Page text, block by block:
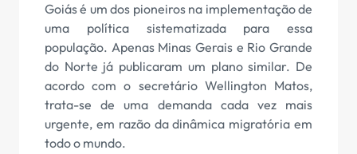
Goiás é um dos pioneiros na implementação de
uma política sistematizada para essa
população. Apenas Minas Gerais e Rio Grande
do Norte já publicaram um plano similar. De
acordo com o secretário Wellington Matos,
trata-se de uma demanda cada vez mais
urgente, em razão da dinâmica migratória em
todo o mundo.